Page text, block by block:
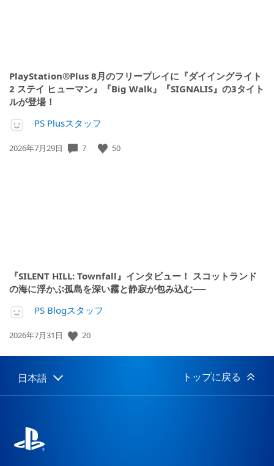
PlayStation®Plus 8月のフリープレイに『ダイイングライト
2 ステイ ヒューマン』『Big Walk』『SIGNALIS』の3タイト
ルが登場！
PS Plusスタッフ
公
2026年7月29日 7 50
『SILENT HILL: Townfall』インタビュー！ スコットランド
の海に浮かぶ孤島を深い霧と静寂が包み込む──
PS Blogスタッフ
公
日:
2026年7月31日 20
Select
a
Current
region:
日本語 トップに戻る